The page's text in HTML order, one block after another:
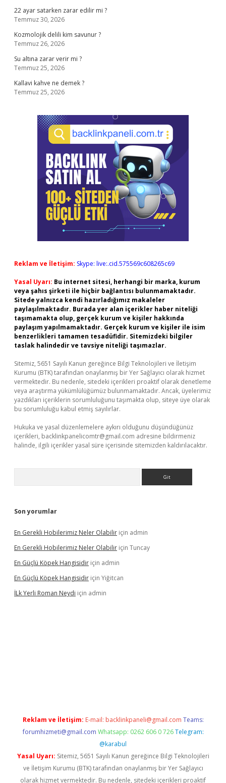
22 ayar satarken zarar edilir mi ?
Temmuz 30, 2026
Kozmolojik delili kim savunur ?
Temmuz 26, 2026
Su altına zarar verir mi ?
Temmuz 25, 2026
Kallavi kahve ne demek ?
Temmuz 25, 2026
Reklam ve İletişim: Skype: live:.cid.575569c608265c69
Yasal Uyarı: Bu internet sitesi, herhangi bir marka, kurum
veya şahıs şirketi ile hiçbir bağlantısı bulunmamaktadır.
Sitede yalnızca kendi hazırladığımız makaleler
paylaşılmaktadır. Burada yer alan içerikler haber niteliği
taşımamakta olup, gerçek kurum ve kişiler hakkında
paylaşım yapılmamaktadır. Gerçek kurum ve kişiler ile isim
benzerlikleri tamamen tesadüfidir. Sitemizdeki bilgiler
taslak halindedir ve tavsiye niteliği taşımazlar.
Sitemiz, 5651 Sayılı Kanun gereğince Bilgi Teknolojileri ve İletişim
Kurumu (BTK) tarafından onaylanmış bir Yer Sağlayıcı olarak hizmet
vermektedir. Bu nedenle, sitedeki içerikleri proaktif olarak denetleme
veya araştırma yükümlülüğümüz bulunmamaktadır. Ancak, üyelerimiz
yazdıkları içeriklerin sorumluluğunu taşımakta olup, siteye üye olarak
bu sorumluluğu kabul etmiş sayılırlar.
Hukuka ve yasal düzenlemelere aykırı olduğunu düşündüğünüz
içerikleri, backlinkpanelicomtr@gmail.com adresine bildirmeniz
halinde, ilgili içerikler yasal süre içerisinde sitemizden kaldırılacaktır.
Son yorumlar
En Gerekli Hobilerimiz Neler Olabilir için admin
En Gerekli Hobilerimiz Neler Olabilir için Tuncay
En Güçlü Köpek Hangisidir için admin
En Güçlü Köpek Hangisidir için Yiğitcan
İLk Yerli Roman Neydi için admin
Reklam ve İletişim: E-mail: backlinkpaneli@gmail.com Teams:
forumhizmeti@gmail.com Whatsapp: 0262 606 0 726 Telegram:
@karabul
Yasal Uyarı: Sitemiz, 5651 Sayılı Kanun gereğince Bilgi Teknolojileri
ve İletişim Kurumu (BTK) tarafından onaylanmış bir Yer Sağlayıcı
olarak hizmet vermektedir. Bu nedenle, sitedeki içerikleri proaktif